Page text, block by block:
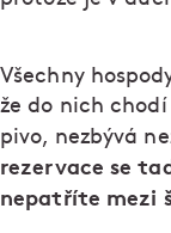
Všechny
že do nich
pivo, nezbývá
rezervace se
nepatříte mezi